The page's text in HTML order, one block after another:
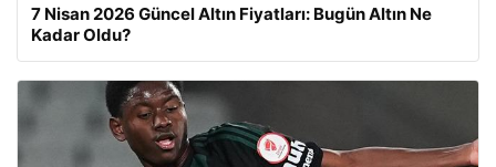
7 Nisan 2026 Güncel Altın Fiyatları: Bugün Altın Ne
Kadar Oldu?